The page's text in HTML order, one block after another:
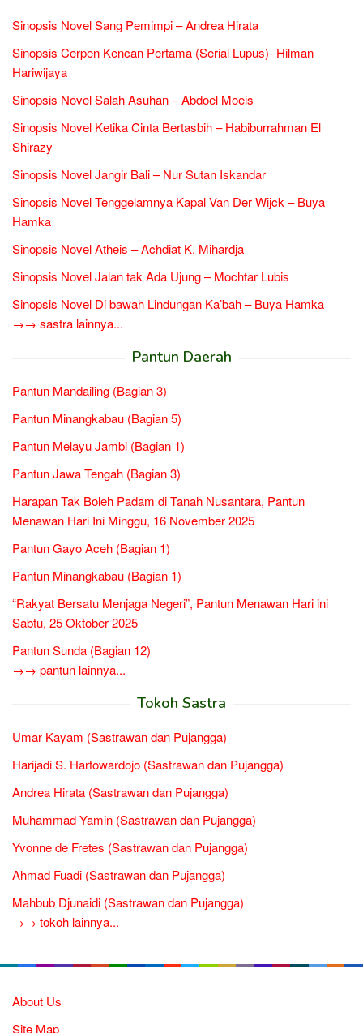
Sinopsis Novel Sang Pemimpi – Andrea Hirata
Sinopsis Cerpen Kencan Pertama (Serial Lupus)- Hilman
Hariwijaya
Sinopsis Novel Salah Asuhan – Abdoel Moeis
Sinopsis Novel Ketika Cinta Bertasbih – Habiburrahman El
Shirazy
Sinopsis Novel Jangir Bali – Nur Sutan Iskandar
Sinopsis Novel Tenggelamnya Kapal Van Der Wijck – Buya
Hamka
Sinopsis Novel Atheis – Achdiat K. Mihardja
Sinopsis Novel Jalan tak Ada Ujung – Mochtar Lubis
Sinopsis Novel Di bawah Lindungan Ka’bah – Buya Hamka
→→ sastra lainnya...
Pantun Daerah
Pantun Mandailing (Bagian 3)
Pantun Minangkabau (Bagian 5)
Pantun Melayu Jambi (Bagian 1)
Pantun Jawa Tengah (Bagian 3)
Harapan Tak Boleh Padam di Tanah Nusantara, Pantun
Menawan Hari Ini Minggu, 16 November 2025
Pantun Gayo Aceh (Bagian 1)
Pantun Minangkabau (Bagian 1)
“Rakyat Bersatu Menjaga Negeri”, Pantun Menawan Hari ini
Sabtu, 25 Oktober 2025
Pantun Sunda (Bagian 12)
→→ pantun lainnya...
Tokoh Sastra
Umar Kayam (Sastrawan dan Pujangga)
Harijadi S. Hartowardojo (Sastrawan dan Pujangga)
Andrea Hirata (Sastrawan dan Pujangga)
Muhammad Yamin (Sastrawan dan Pujangga)
Yvonne de Fretes (Sastrawan dan Pujangga)
Ahmad Fuadi (Sastrawan dan Pujangga)
Mahbub Djunaidi (Sastrawan dan Pujangga)
→→ tokoh lainnya...
About Us
Site Map